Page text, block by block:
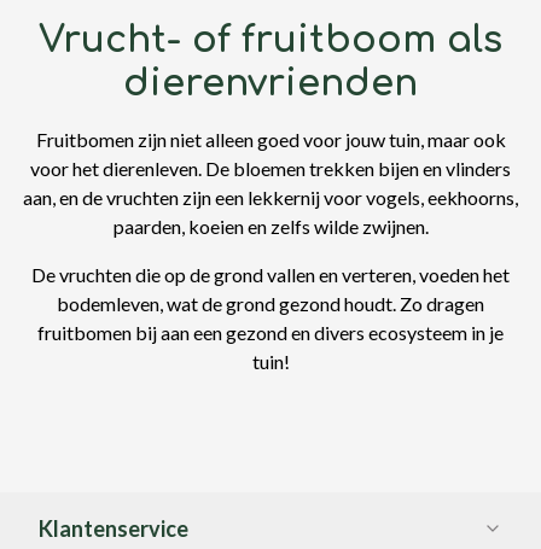
Vrucht- of fruitboom als
dierenvrienden
Fruitbomen zijn niet alleen goed voor jouw tuin, maar ook
voor het dierenleven. De bloemen trekken bijen en vlinders
aan, en de vruchten zijn een lekkernij voor vogels, eekhoorns,
paarden, koeien en zelfs wilde zwijnen.
De vruchten die op de grond vallen en verteren, voeden het
bodemleven, wat de grond gezond houdt. Zo dragen
fruitbomen bij aan een gezond en divers ecosysteem in je
tuin!
Klantenservice